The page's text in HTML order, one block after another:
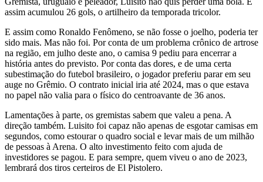
assim acumulou 26 gols, o artilheiro da temporada tricolor.
E assim como Ronaldo Fenômeno, se não fosse o joelho, poderia ter
sido mais. Mas não foi. Por conta de um problema crônico de artrose
na região, em julho deste ano, o camisa 9 pediu para encerrar a
história antes do previsto. Por conta das dores, e de uma certa
subestimação do futebol brasileiro, o jogador preferiu parar em seu
auge no Grêmio. O contrato inicial iria até 2024, mas o que estava
no papel não valia para o físico do centroavante de 36 anos.
Lamentações à parte, os gremistas sabem que valeu a pena. A
direção também. Luisito foi capaz não apenas de esgotar camisas em
segundos, como estourar o quadro social e levar mais de um milhão
de pessoas à Arena. O alto investimento feito com ajuda de
investidores se pagou. E para sempre, quem viveu o ano de 2023,
lembrará dos tiros certeiros de El Pistolero.